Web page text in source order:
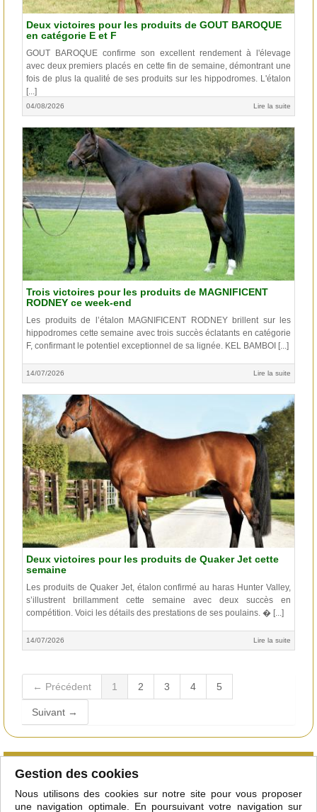
Deux victoires pour les produits de GOUT BAROQUE
en catégorie E et F
GOUT BAROQUE confirme son excellent rendement à l'élevage
avec deux premiers placés en cette fin de semaine, démontrant une
fois de plus la qualité de ses produits sur les hippodromes. L'étalon
[...]
04/08/2026 Lire la suite
Trois victoires pour les produits de MAGNIFICENT
RODNEY ce week-end
Les produits de l’étalon MAGNIFICENT RODNEY brillent sur les
hippodromes cette semaine avec trois succès éclatants en catégorie
F, confirmant le potentiel exceptionnel de sa lignée. KEL BAMBOI [...]
14/07/2026 Lire la suite
Deux victoires pour les produits de Quaker Jet cette
semaine
Les produits de Quaker Jet, étalon confirmé au haras Hunter Valley,
s’illustrent brillamment cette semaine avec deux succès en
compétition. Voici les détails des prestations de ses poulains. � [...]
14/07/2026 Lire la suite
← Précédent 1 2 3 4 5
Suivant →
Qu'est-ce que le club
Courtiers/étalonniers
Adhérer
Mentions légales
Gestion des cookies
Nous utilisons des cookies sur notre site pour vous proposer
une navigation optimale. En poursuivant votre navigation sur